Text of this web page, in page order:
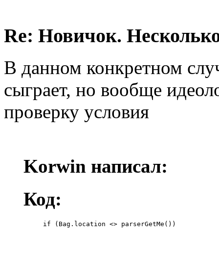
Re: Новичок.
В данном конкретном
сыграет, но вообще
проверку условия
Korwin написал:
Код:
     if (Bag.location <> parserGetMe())